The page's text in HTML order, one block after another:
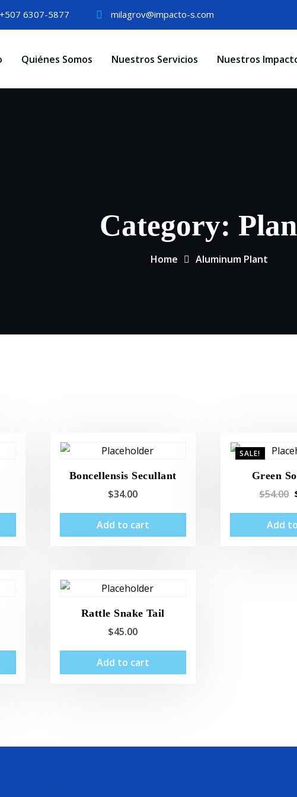
+507 6307-5877 milagrov@impacto-s.com
Quiénes Somos Nuestros Servicios Nuestros
Category:
Home Aluminum Plant
Boncellensis Secullant
$34.00
Add to cart
SALE!
Green
$54.00
Add
Rattle Snake Tail
$45.00
Add to cart